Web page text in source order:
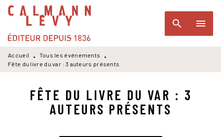
MENU RECHERCHE
PIED DE PAGE
search menu
Accueil • Tous les événements
•
Fête du livre du var : 3 auteurs présents
FÊTE DU LIVRE DU VAR : 3
AUTEURS PRÉSENTS